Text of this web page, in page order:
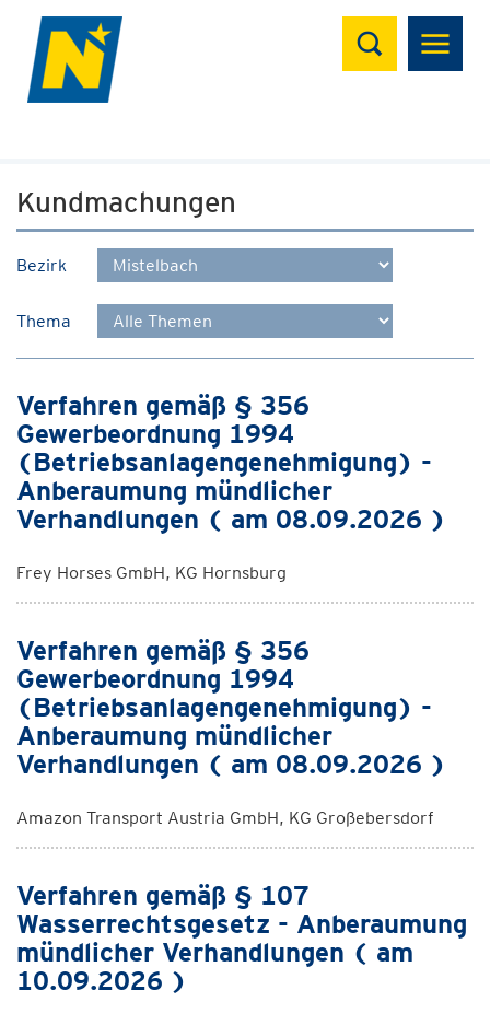
Suchen
Kundmachungen
Bezirk
Thema
Verfahren gemäß § 356
Gewerbeordnung 1994
(Betriebsanlagengenehmigung) -
Anberaumung mündlicher
Verhandlungen ( am 08.09.2026 )
Frey Horses GmbH, KG Hornsburg
Verfahren gemäß § 356
Gewerbeordnung 1994
(Betriebsanlagengenehmigung) -
Anberaumung mündlicher
Verhandlungen ( am 08.09.2026 )
Amazon Transport Austria GmbH, KG Großebersdorf
Verfahren gemäß § 107
Wasserrechtsgesetz - Anberaumung
mündlicher Verhandlungen ( am
10.09.2026 )